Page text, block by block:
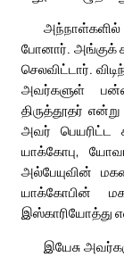
போனார். அங்குக்
செலவிட்டார்.
அவர்களுள்
திருத்தூதர்
அவர் பெயரிட்ட
யாக்கோபு,
அல்பேயுவின்
யாக்கோபின்
இஸ்காரியோத்து
இயேசு